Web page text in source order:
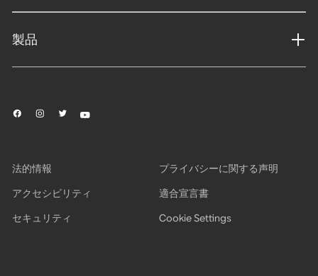
製品
法的情報
プライバシーに関する声明
アクセシビリティ
適合宣言書
セキュリティ
Cookie Settings